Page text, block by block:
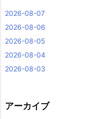
2026-08-07
2026-08-06
2026-08-05
2026-08-04
2026-08-03
アーカイブ